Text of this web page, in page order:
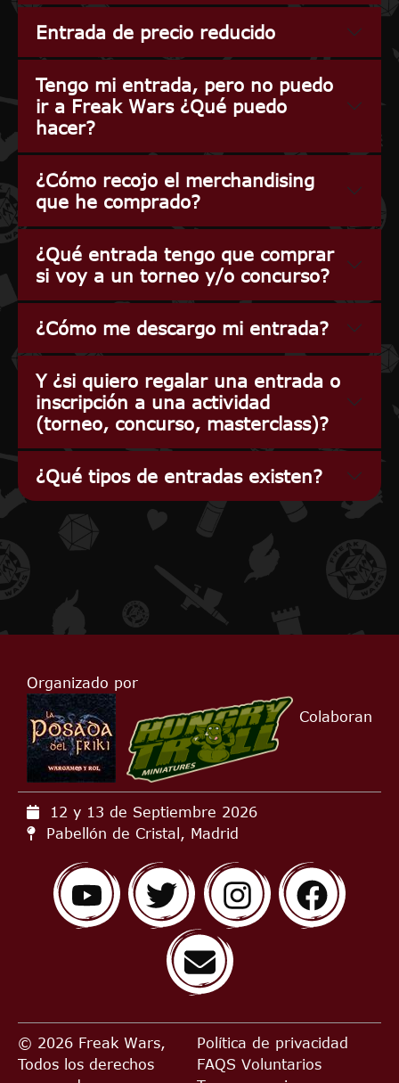
Entrada de precio reducido
Tengo mi entrada, pero no puedo
ir a Freak Wars ¿Qué puedo
hacer?
¿Cómo recojo el merchandising
que he comprado?
¿Qué entrada tengo que comprar
si voy a un torneo y/o concurso?
¿Cómo me descargo mi entrada?
Y ¿si quiero regalar una entrada o
inscripción a una actividad
(torneo, concurso, masterclass)?
¿Qué tipos de entradas existen?
Organizado por
Colaboran
12 y 13 de Septiembre 2026
Pabellón de Cristal, Madrid
© 2026 Freak Wars,
Todos los derechos
Política de privacidad
FAQS Voluntarios